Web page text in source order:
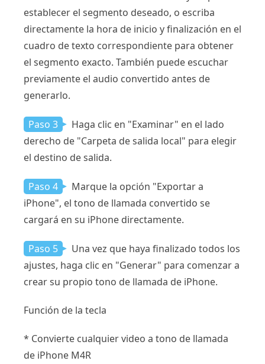
establecer el segmento deseado, o escriba
directamente la hora de inicio y finalización en el
cuadro de texto correspondiente para obtener
el segmento exacto. También puede escuchar
previamente el audio convertido antes de
generarlo.
Paso 3
Haga clic en "Examinar" en el lado
derecho de "Carpeta de salida local" para elegir
el destino de salida.
Paso 4
Marque la opción "Exportar a
iPhone", el tono de llamada convertido se
cargará en su iPhone directamente.
Paso 5
Una vez que haya finalizado todos los
ajustes, haga clic en "Generar" para comenzar a
crear su propio tono de llamada de iPhone.
Función de la tecla
* Convierte cualquier video a tono de llamada
de iPhone M4R